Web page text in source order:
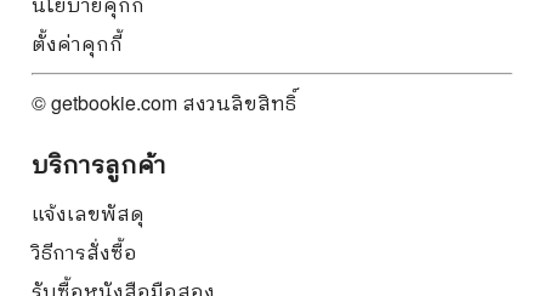
ตั้งค่าคุกกี้
© getbookie.com สงวนลิขสิทธิ์
บริการลูกค้า
แจ้งเลขพัสดุ
วิธีการสั่งซื้อ